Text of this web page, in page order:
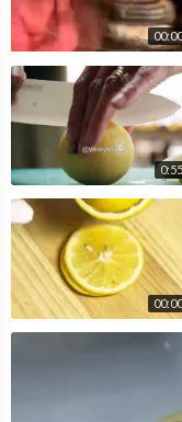
00:00
0:55
00:00